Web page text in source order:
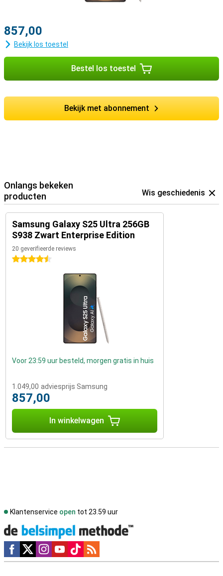
857,00
Bekijk los toestel
Bestel los toestel
Bekijk met abonnement
Onlangs bekeken
producten
Wis geschiedenis
Samsung Galaxy S25 Ultra 256GB
S938 Zwart Enterprise Edition
20 geverifieerde reviews
4.5 sterren
Voor 23:59 uur besteld, morgen gratis in huis
1.049,00 adviesprijs Samsung
857,00
In winkelwagen
Klantenservice open tot 23.59 uur
Social media